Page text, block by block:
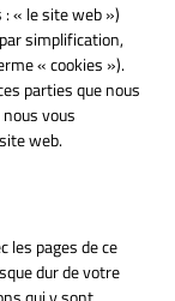
« le site web »)
simplification,
« cookies »).
parties que nous
vous
web.
les pages de ce
dur de votre